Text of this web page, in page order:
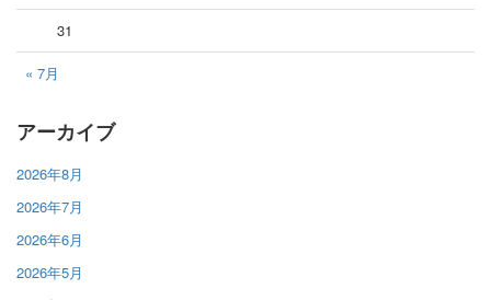
« 7月
31
アーカイブ
2026年8月
2026年7月
2026年6月
2026年5月